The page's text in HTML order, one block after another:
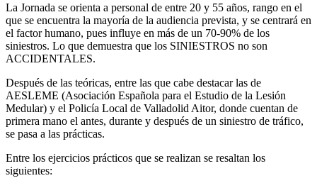
La Jornada se orienta a personal de entre 20 y 55 años, rango en el
que se encuentra la mayoría de la audiencia prevista, y se centrará en
el factor humano, pues influye en más de un 70-90% de los
siniestros. Lo que demuestra que los SINIESTROS no son
ACCIDENTALES.
Después de las teóricas, entre las que cabe destacar las de
AESLEME (Asociación Española para el Estudio de la Lesión
Medular) y el Policía Local de Valladolid Aitor, donde cuentan de
primera mano el antes, durante y después de un siniestro de tráfico,
se pasa a las prácticas.
Entre los ejercicios prácticos que se realizan se resaltan los
siguientes: